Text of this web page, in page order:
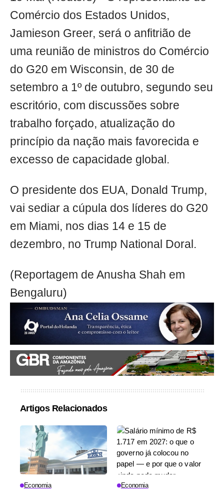
Comércio dos Estados Unidos,
Jamieson Greer, será o anfitrião de
uma reunião de ministros do Comércio
do G20 em Wisconsin, de 30 de
setembro a 1º de outubro, segundo seu
escritório, com discussões sobre
trabalho forçado, atualização do
princípio da nação mais favorecida e
excesso de capacidade global.
O presidente dos EUA, Donald Trump,
vai sediar a cúpula dos líderes do G20
em Miami, nos dias 14 e 15 de
dezembro, no Trump National Doral.
(Reportagem de Anusha Shah em
Bengaluru)
Artigos Relacionados
Economia Economia